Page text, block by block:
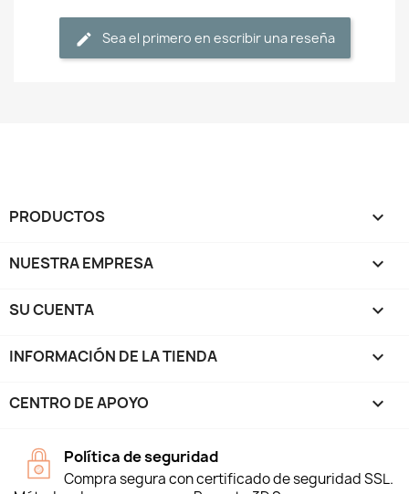
Sea el primero en escribir una reseña
PRODUCTOS 
NUESTRA EMPRESA 
SU CUENTA 
INFORMACIÓN DE LA TIENDA keyboard_arrow_down
CENTRO DE APOYO 
Política de seguridad
Compra segura con certificado de seguridad SSL.